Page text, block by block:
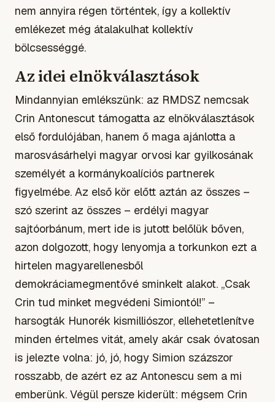
nem annyira régen történtek, így a kollektív
emlékezet még átalakulhat kollektív
bölcsességgé.
Az idei elnökválasztások
Mindannyian emlékszünk: az RMDSZ nemcsak
Crin Antonescut támogatta az elnökválasztások
első fordulójában, hanem ő maga ajánlotta a
marosvásárhelyi magyar orvosi kar gyilkosának
személyét a kormánykoalíciós partnerek
figyelmébe. Az első kör előtt aztán az összes –
szó szerint az összes – erdélyi magyar
sajtóorbánum, mert ide is jutott belőlük bőven,
azon dolgozott, hogy lenyomja a torkunkon ezt a
hirtelen magyarellenesből
demokráciamegmentővé sminkelt alakot. „Csak
Crin tud minket megvédeni Simiontól!” –
harsogták Hunorék kismilliószor, ellehetetlenítve
minden értelmes vitát, amely akár csak óvatosan
is jelezte volna: jó, jó, hogy Simion százszor
rosszabb, de azért ez az Antonescu sem a mi
emberünk. Végül persze kiderült: mégsem Crin